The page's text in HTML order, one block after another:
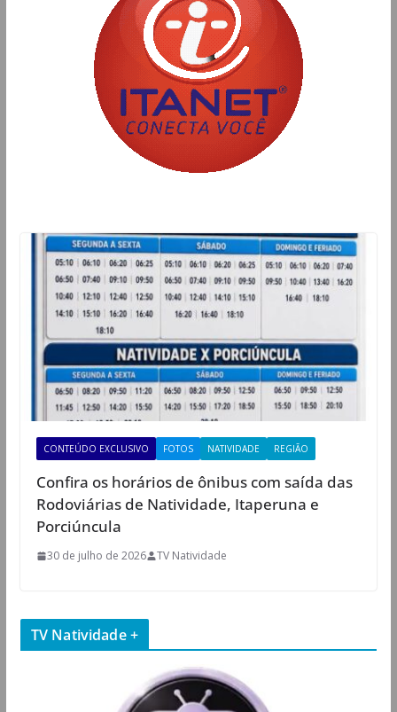
CONTEÚDO EXCLUSIVO FOTOS NATIVIDADE REGIÃO
Confira os horários de ônibus com saída das
Rodoviárias de Natividade, Itaperuna e
Porciúncula
30 de julho de 2026 TV Natividade
TV Natividade +